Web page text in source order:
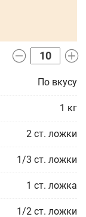
По вкусу
1 кг
2 ст. ложки
1/3 ст. ложки
1 ст. ложка
1/2 ст. ложки